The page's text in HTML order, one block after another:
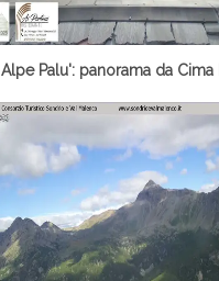
Alpe Palu': panorama da Cima